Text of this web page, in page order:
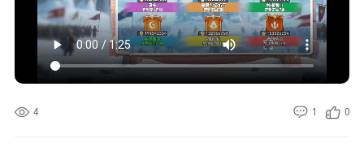
4 1 0